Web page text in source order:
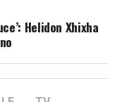
Helidon Xhixha